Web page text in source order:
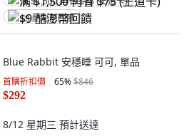
$9 酷澎幣回饋
Blue Rabbit 安穩睡 可可, 單品
首購折扣價 65%$846
$292
8/12 星期三 預計送達